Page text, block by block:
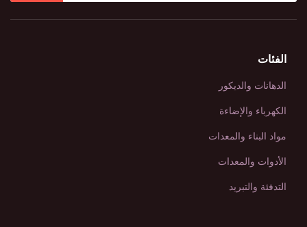
الفئات
الدهانات والديكور
الكهرباء والإضاءة
مواد البناء والمعدات
الأدوات والمعدات
التدفئة والتبريد